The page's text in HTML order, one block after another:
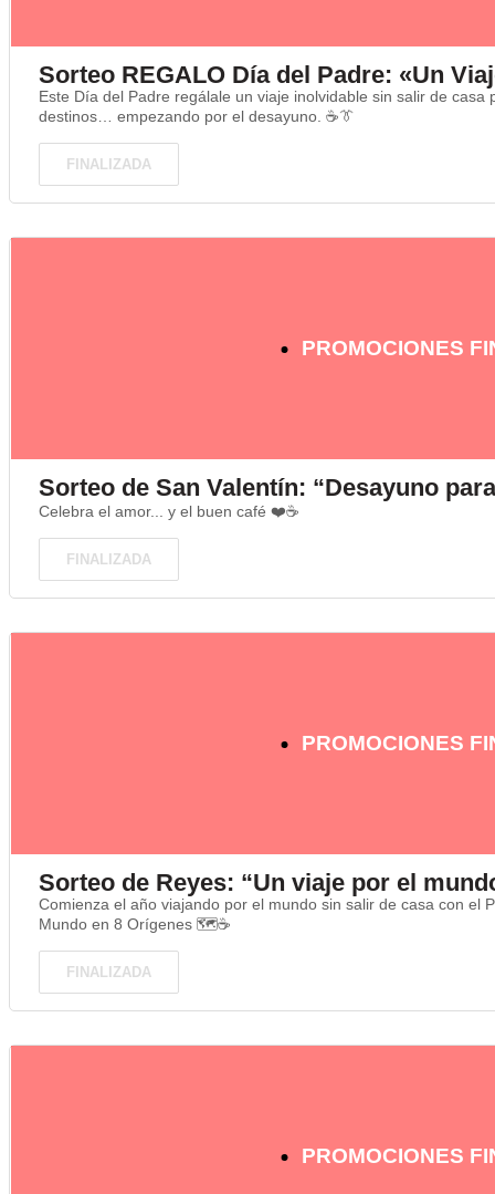
Sorteo REGALO Día del Padre: «Un
Este Día del Padre regálale un viaje inolvidable sin salir de
destinos… empezando por el desayuno. ☕👔
FINALIZADA
PROMOCIONES
Sorteo de San Valentín: “Desayuno
Celebra el amor... y el buen café ❤️☕
FINALIZADA
PROMOCIONES
Sorteo de Reyes: “Un viaje por el
Comienza el año viajando por el mundo sin salir de casa con el
Mundo en 8 Orígenes 🗺️☕
FINALIZADA
PROMOCIONES